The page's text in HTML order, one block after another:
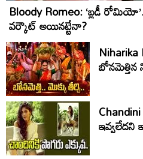
Bloody Romeo: ‘బ్లడీ
వర్కౌట్ అయినట్టేనా?
బోనమెత్తిన
ఇవ్వలేదని